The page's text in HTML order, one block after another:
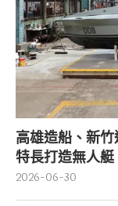
高雄造船、新
特長打造無人艇
2026-06-30